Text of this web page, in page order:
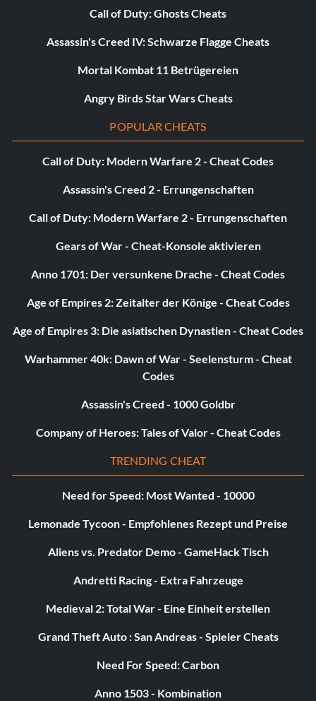
Call of Duty: Ghosts Cheats
Assassin's Creed IV: Schwarze Flagge Cheats
Mortal Kombat 11 Betrügereien
Angry Birds Star Wars Cheats
POPULAR CHEATS
Call of Duty: Modern Warfare 2 - Cheat Codes
Assassin's Creed 2 - Errungenschaften
Call of Duty: Modern Warfare 2 - Errungenschaften
Gears of War - Cheat-Konsole aktivieren
Anno 1701: Der versunkene Drache - Cheat Codes
Age of Empires 2: Zeitalter der Könige - Cheat Codes
Age of Empires 3: Die asiatischen Dynastien - Cheat Codes
Warhammer 40k: Dawn of War - Seelensturm - Cheat
Codes
Assassin's Creed - 1000 Goldbr
Company of Heroes: Tales of Valor - Cheat Codes
TRENDING CHEAT
Need for Speed: Most Wanted - 10000
Lemonade Tycoon - Empfohlenes Rezept und Preise
Aliens vs. Predator Demo - GameHack Tisch
Andretti Racing - Extra Fahrzeuge
Medieval 2: Total War - Eine Einheit erstellen
Grand Theft Auto : San Andreas - Spieler Cheats
Need For Speed: Carbon
Anno 1503 - Kombination